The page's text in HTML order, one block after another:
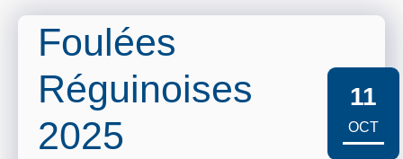
Foulées
Réguinoises
2025
11
OCT